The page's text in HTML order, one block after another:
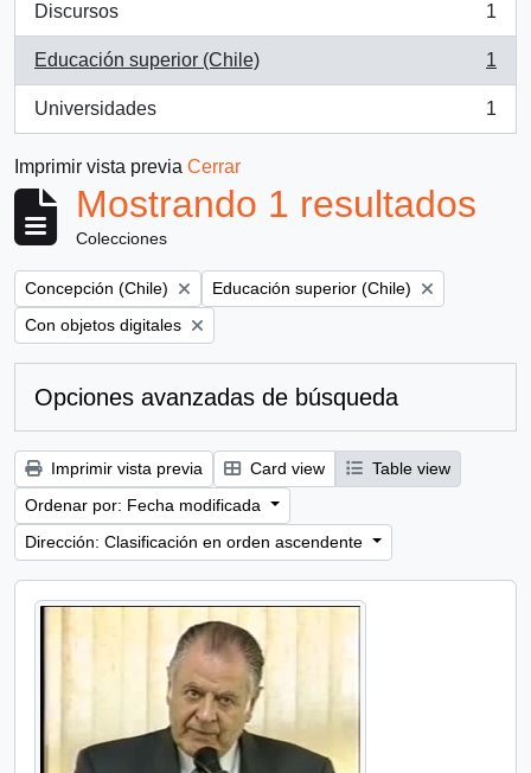
Discursos
, 1 resultados
1
Educación superior (Chile)
, 1 resultados
1
Universidades
, 1 resultados
1
Imprimir vista previa Cerrar
Mostrando 1 resultados
Colecciones
Remove filter:
Concepción (Chile) Remove filter:
Educación superior (Chile)
Remove filter:
Con objetos digitales
Opciones avanzadas de búsqueda
Imprimir vista previa Card view
Table view
Ordenar por: Fecha modificada
Dirección: Clasificación en orden ascendente